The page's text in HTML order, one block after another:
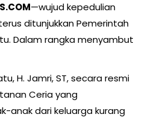
—wujud kepedulian
ditunjukkan Pemerintah
Dalam rangka menyambut
H. Jamri, ST, secara resmi
Ceria yang
anak dari keluarga kurang